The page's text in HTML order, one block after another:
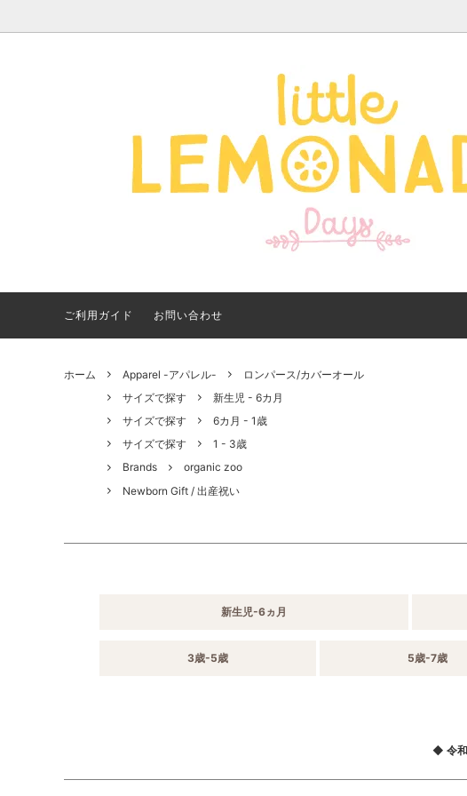
Apparel -アパレル- Goods - 雑貨
サイズで探す Brands
【夏アイテム特集】 2026
年最新！子ども用水着・浮
き輪 アイテム
【出産ギフト
いにおすすめ
ご紹介
ご利用ガイド お問い合わせ
ホーム Apparel -アパレル-
ロンパース/カバーオール
サイズで探す
新生児 - 6カ月
サイズで探す
6カ月 - 1歳
サイズで探す
1 - 3歳
Brands
organic zoo
Newborn Gift / 出産祝い
新生児-6ヵ月
3歳-5歳 5歳-7歳
◆ 令和